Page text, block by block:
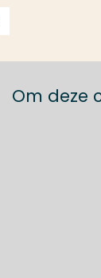
Om deze